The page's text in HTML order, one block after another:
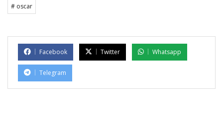
# oscar
Facebook Twitter Whatsapp
Telegram